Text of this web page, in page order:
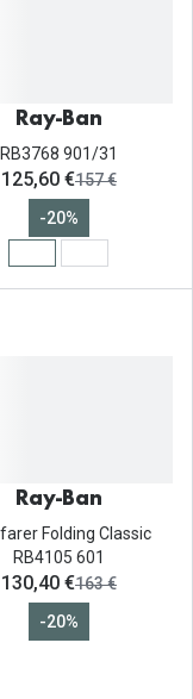
Ray-Ban
RB3768 901/31
ahora:
125,60 €antes:
157 €
-20%
Ray-Ban
Folding Classic
RB4105 601
ahora:
130,40 €antes:
163 €
-20%